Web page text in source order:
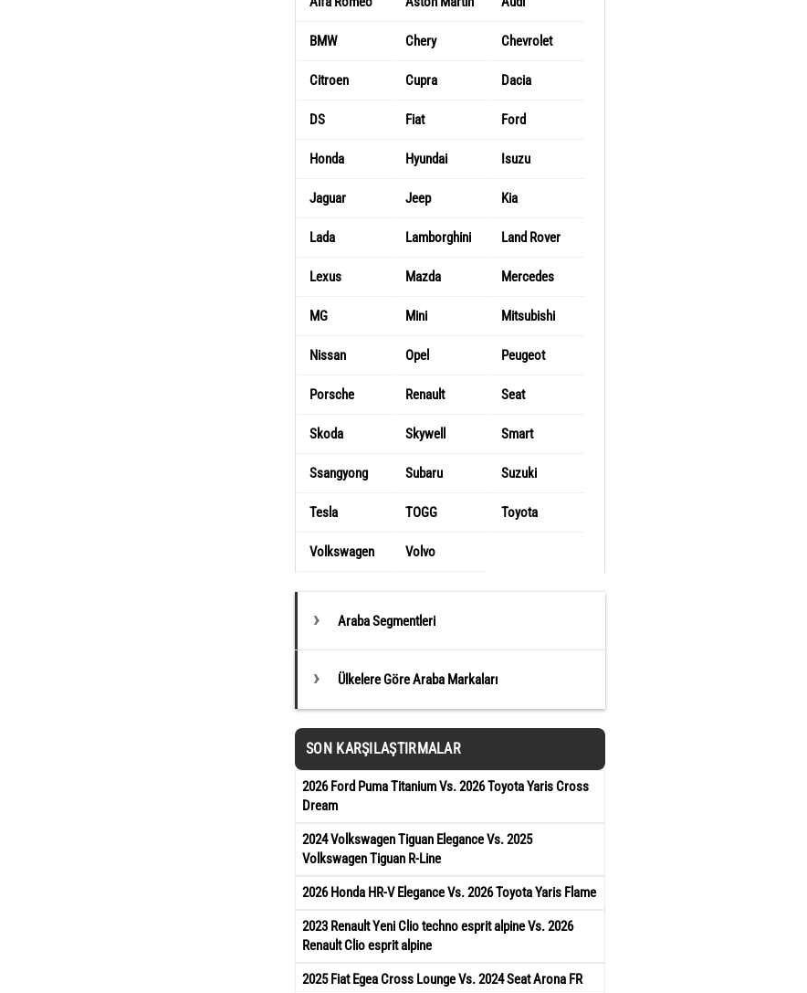
BMW Chery Chevrolet
Citroen Cupra Dacia
DS Fiat Ford
Honda Hyundai Isuzu
Jaguar Jeep Kia
Lada Lamborghini Land Rover
Lexus Mazda Mercedes
MG Mini Mitsubishi
Nissan Opel Peugeot
Porsche Renault Seat
Skoda Skywell Smart
Ssangyong Subaru Suzuki
Tesla TOGG Toyota
Volkswagen Volvo
Araba Segmentleri
Ülkelere Göre Araba Markaları
SON KARŞILAŞTIRMALAR
2026 Ford Puma Titanium Vs. 2026 Toyota Yaris Cross
Dream
2024 Volkswagen Tiguan Elegance Vs. 2025
Volkswagen Tiguan R-Line
2026 Honda HR-V Elegance Vs. 2026 Toyota Yaris Flame
2023 Renault Yeni Clio techno esprit alpine Vs. 2026
Renault Clio esprit alpine
2025 Fiat Egea Cross Lounge Vs. 2024 Seat Arona FR